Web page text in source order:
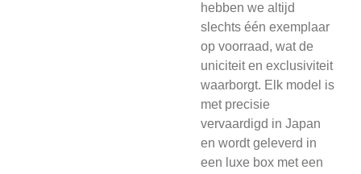
hebben we altijd
slechts één exemplaar
op voorraad, wat de
uniciteit en exclusiviteit
waarborgt. Elk model is
met precisie
vervaardigd in Japan
en wordt geleverd in
een luxe box met een